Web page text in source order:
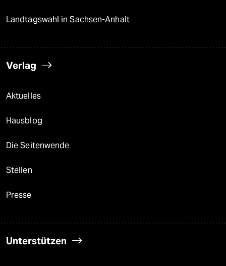
Landtagswahl in Sachsen-Anhalt
Verlag
Aktuelles
Hausblog
Die Seitenwende
Stellen
Presse
Unterstützen